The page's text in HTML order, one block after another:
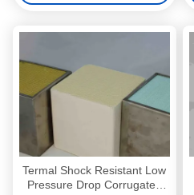
Termal Shock Resistant Low
Pressure Drop Corrugated